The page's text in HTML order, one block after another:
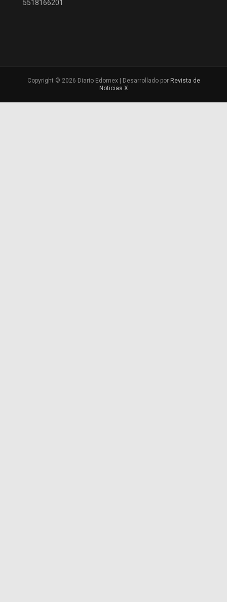
5518166201
Copyright © 2026 Diario Edomex | Desarrollado por Revista de
Noticias X